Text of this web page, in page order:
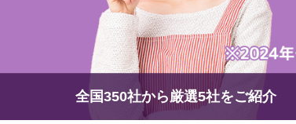
全国350社から厳選5社をご紹介